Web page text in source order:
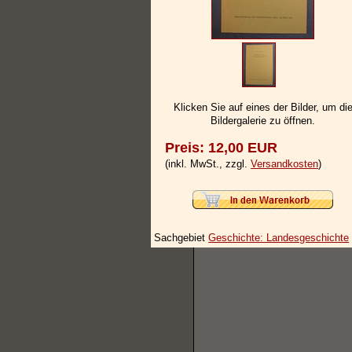
Klicken Sie auf eines der Bilder, um die
Bildergalerie zu öffnen.
Preis: 12,00 EUR
(inkl. MwSt., zzgl. Versandkosten)
SachgebietGeschichte: Landesgeschichte